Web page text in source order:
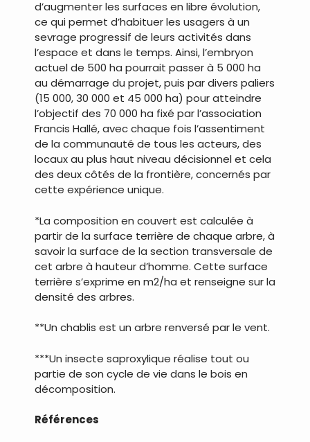
d’augmenter les surfaces en libre évolution,
ce qui permet d’habituer les usagers à un
sevrage progressif de leurs activités dans
l’espace et dans le temps. Ainsi, l’embryon
actuel de 500 ha pourrait passer à 5 000 ha
au démarrage du projet, puis par divers paliers
(15 000, 30 000 et 45 000 ha) pour atteindre
l’objectif des 70 000 ha fixé par l’association
Francis Hallé, avec chaque fois l’assentiment
de la communauté de tous les acteurs, des
locaux au plus haut niveau décisionnel et cela
des deux côtés de la frontière, concernés par
cette expérience unique.
*La composition en couvert est calculée à
partir de la surface terrière de chaque arbre, à
savoir la surface de la section transversale de
cet arbre à hauteur d’homme. Cette surface
terrière s’exprime en m2/ha et renseigne sur la
densité des arbres.
**Un chablis est un arbre renversé par le vent.
***Un insecte saproxylique réalise tout ou
partie de son cycle de vie dans le bois en
décomposition.
Références